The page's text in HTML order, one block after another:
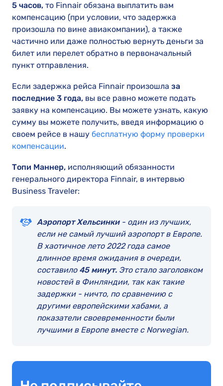
5 часов, то Finnair обязана выплатить вам
компенсацию (при условии, что задержка
произошла по вине авиакомпании), а также
частично или даже полностью вернуть деньги за
билет или перелет обратно в первоначальный
пункт отправления.
Если задержка рейса Finnair произошла за
последние 3 года, вы все равно можете подать
заявку на компенсацию. Вы можете узнать, какую
сумму вы можете получить, введя информацию о
своем рейсе в нашу бесплатную форму проверки
компенсации.
Топи Маннер, исполняющий обязанности
генерального директора Finnair, в интервью
Business Traveler:
Аэропорт Хельсинки- один из лучших,
если не самый лучший аэропорт в Европе.
В хаотичное лето 2022 года самое
длинное время ожидания в очереди,
составило 45 минут. Это стало заголовком
новостей в Финляндии, так как такие
задержки - ничто, по сравнению с
другими европейскими хабами, а
показатели своевременности были
лучшими в Европе вместе с Norwegian.